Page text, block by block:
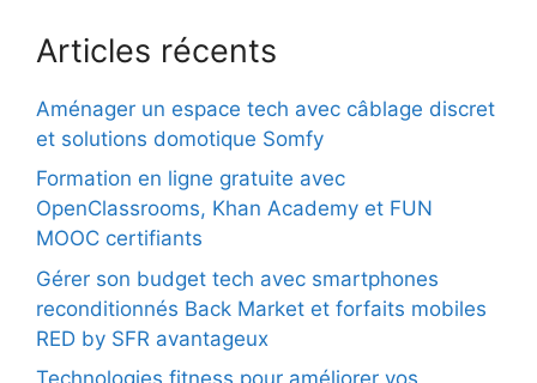
Articles récents
Aménager un espace tech avec câblage discret
et solutions domotique Somfy
Formation en ligne gratuite avec
OpenClassrooms, Khan Academy et FUN
MOOC certifiants
Gérer son budget tech avec smartphones
reconditionnés Back Market et forfaits mobiles
RED by SFR avantageux